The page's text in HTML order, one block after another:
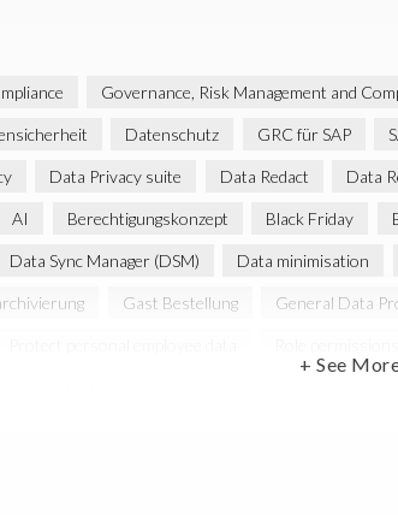
Governance, Risk Management and
Datenschutz GRC für SAP
Data Privacy suite Data Redact Data
AI Berechtigungskonzept Black Friday
Data Sync Manager (DSM) Data minimisation
Gast Bestellung General Data
+ See